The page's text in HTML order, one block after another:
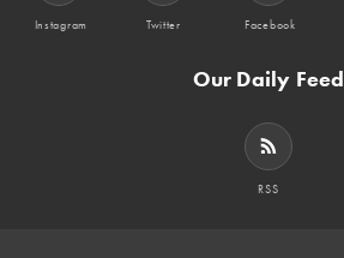
Instagram Twitter Facebook
Our Daily Feed
RSS